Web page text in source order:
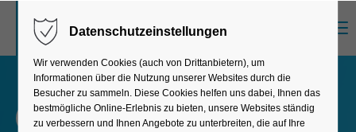
Sorry, item "offcanvas-col1" does not exist.
Sorry, item "offcanvas-col2" does not exist.
CONTACT
Datenschutzeinstellungen
Wir verwenden Cookies (auch von Drittanbietern), um
Informationen über die Nutzung unserer Websites durch die
Besucher zu sammeln. Diese Cookies helfen uns dabei, Ihnen das
bestmögliche Online-Erlebnis zu bieten, unsere Websites ständig
zu verbessern und Ihnen Angebote zu unterbreiten, die auf Ihre